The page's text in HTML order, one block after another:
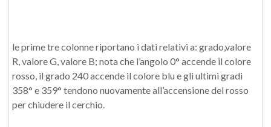
le prime tre colonne riportano i dati relativi a: grado,valore
R, valore G, valore B; nota che l’angolo 0° accende il colore
rosso, il grado 240 accende il colore blu e gli ultimi gradi
358° e 359° tendono nuovamente all’accensione del rosso
per chiudere il cerchio.